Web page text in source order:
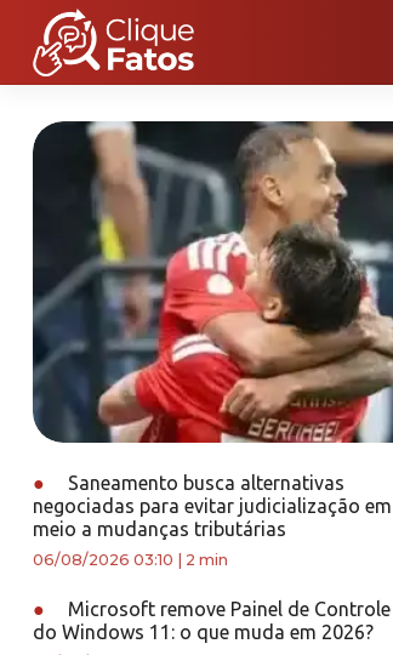
●
Saneamento busca alternativas
negociadas para evitar judicialização em
meio a mudanças tributárias
06/08/2026 03:10 2 min
●
Microsoft remove Painel de Controle
do Windows 11: o que muda em 2026?